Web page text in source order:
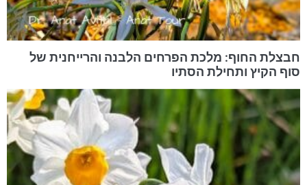
חבצלת החוף: מלכת הפרחים הלבנה והרייחנית של
סוף הקיץ ותחילת הסתיו